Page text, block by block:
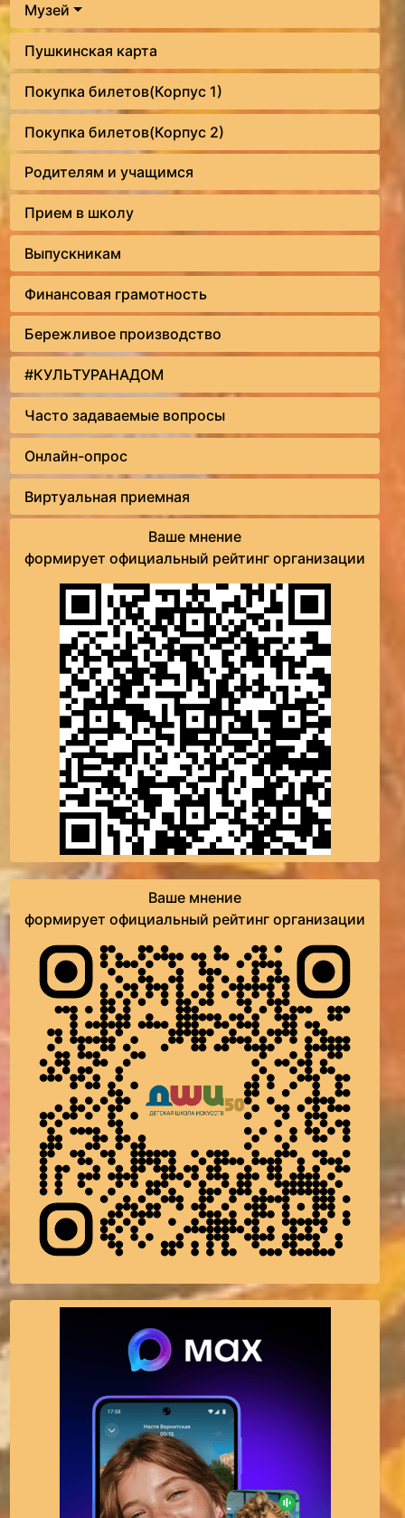
Музей
Пушкинская карта
Покупка билетов(Корпус 1)
Покупка билетов(Корпус 2)
Родителям и учащимся
Прием в школу
Выпускникам
Финансовая грамотность
Бережливое производство
#КУЛЬТУРАНАДОМ
Часто задаваемые вопросы
Онлайн-опрос
Виртуальная приемная
Ваше мнение
формирует официальный рейтинг организации
Ваше мнение
формирует официальный рейтинг организации